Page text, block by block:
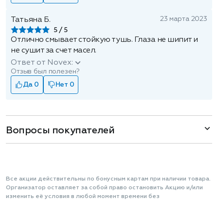
Татьяна Б.
5
23 марта 2023
Отлично смывает стойкую тушь. Глаза не шипит и
не сушит за счет масел.
Ответ от Novex:
Отзыв был полезен?
Да 0
Нет 0
Вопросы покупателей
Все акции действительны по бонусным картам при наличии товара.
Организатор оставляет за собой право остановить Акцию и/или
изменить её условия в любой момент времени без